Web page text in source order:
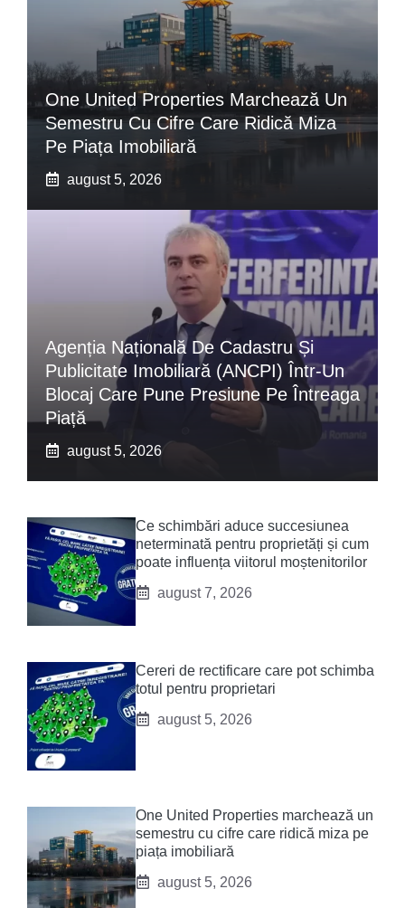
One United Properties Marchează Un
Semestru Cu Cifre Care Ridică Miza
Pe Piața Imobiliară
august 5, 2026
Agenția Națională De Cadastru Și
Publicitate Imobiliară (ANCPI) Într-Un
Blocaj Care Pune Presiune Pe Întreaga
Piață
august 5, 2026
Ce schimbări aduce succesiunea
neterminată pentru proprietăți și cum
poate influența viitorul moștenitorilor
august 7, 2026
Cereri de rectificare care pot schimba
totul pentru proprietari
august 5, 2026
One United Properties marchează un
semestru cu cifre care ridică miza pe
piața imobiliară
august 5, 2026